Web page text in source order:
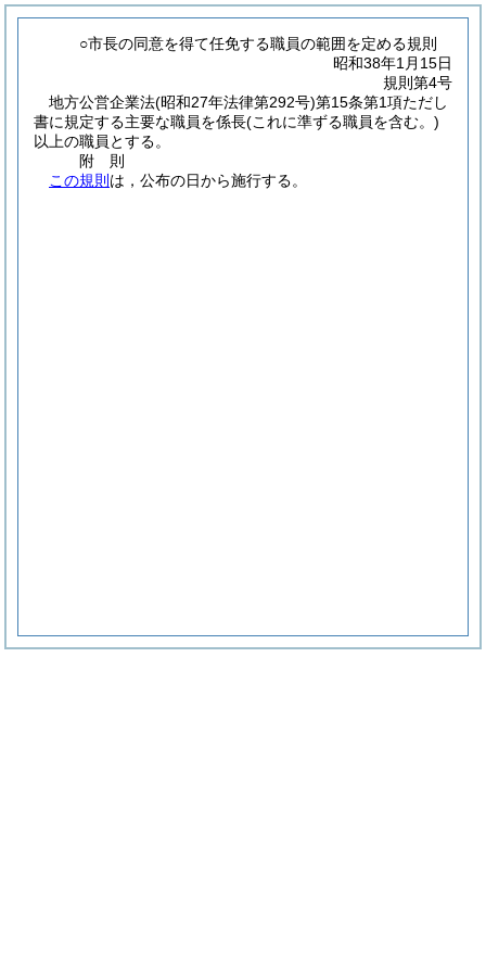
○市長の同意を得て任免する職員の範囲を定める規則
昭和38年1月15日
規則第4号
地方公営企業法(昭和27年法律第292号)第15条第1項ただし
書に規定する主要な職員を係長(これに準ずる職員を含む。)
以上の職員とする。
附 則
この規則 は，公布の日から施行する。